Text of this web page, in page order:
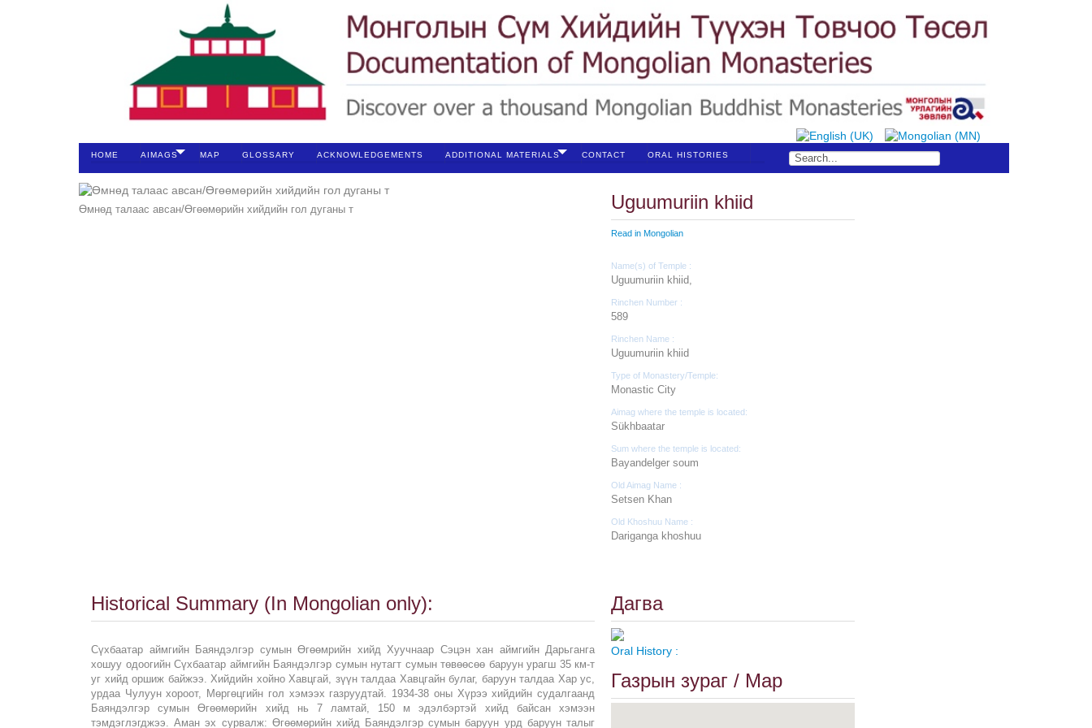
HOME AIMAGS MAP GLOSSARY ACKNOWLEDGEMENTS ADDITIONAL MATERIALS CONTACT ORAL HISTORIES
Өмнөд талаас авсан/Өгөөмөрийн хийдийн гол дуганы т Uguumuriin khiid
Read in Mongolian
Name(s) of Temple :
Uguumuriin khiid,
Rinchen Number :
589
Rinchen Name :
Uguumuriin khiid
Type of Monastery/Temple:
Monastic City
Aimag where the temple is located:
Sükhbaatar
Sum where the temple is located:
Bayandelger soum
Old Aimag Name :
Setsen Khan
Old Khoshuu Name :
Dariganga khoshuu
Historical Summary (In Mongolian only):
Сүхбаатар аймгийн Баяндэлгэр сумын Өгөөмрийн хийд Хуучнаар Сэцэн хан аймгийн Дарьганга
хошуу одоогийн Сүхбаатар аймгийн Баяндэлгэр сумын нутагт сумын төвөөсөө баруун урагш 35 км-т
уг хийд оршиж байжээ. Хийдийн хойно Хавцгай, зүүн талдаа Хавцгайн булаг, баруун талдаа Хар ус,
урдаа Чулуун хороот, Мөргөцгийн гол хэмээх газруудтай. 1934-38 оны Хүрээ хийдийн судалгаанд
Баяндэлгэр сумын Өгөөмөрийн хийд нь 7 ламтай, 150 м эдэлбэртэй хийд байсан хэмээн
тэмдэглэгджээ. Аман эх сурвалж: Өгөөмөрийн хийд Баяндэлгэр сумын баруун урд баруун талыг
Дагва
Oral History :
Газрын зураг / Map